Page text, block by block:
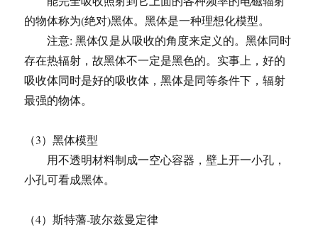
的物体称为(绝对)黑体。黑体是一种理想化模型。
注意: 黑体仅是从吸收的角度来定义的。黑体同时
存在热辐射，故黑体不一定是黑色的。实事上，好的
吸收体同时是好的吸收体，黑体是同等条件下，辐射
最强的物体。
（3）黑体模型
用不透明材料制成一空心容器，壁上开一小孔，
小孔可看成黑体。
（4）斯特藩-玻尔兹曼定律